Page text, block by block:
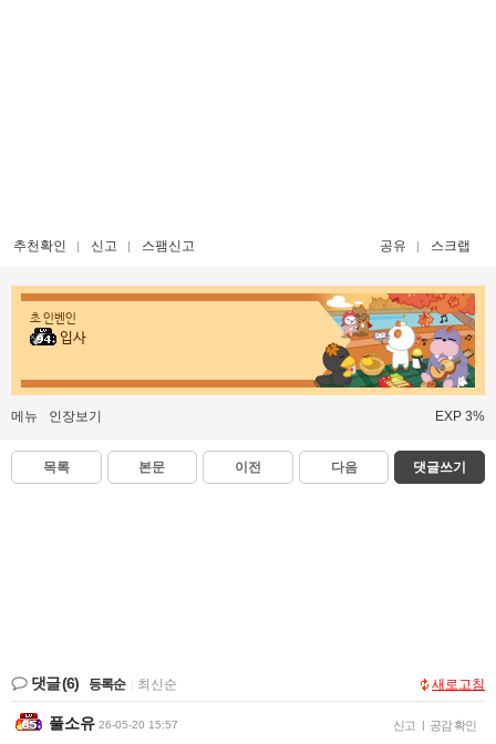
추천확인 신고 스팸신고 공유 스크랩
초 인벤인
입사
메뉴 인장보기 EXP 3%
목록 본문 이전 다음 댓글쓰기
댓글(6) 등록순 최신순 새로고침
풀소유 26-05-20 15:57 신고 | 공감 확인